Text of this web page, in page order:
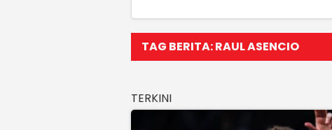
TAG BERITA: RAUL ASENCIO
TERKINI